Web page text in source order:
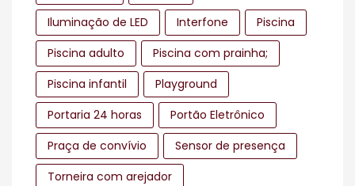
Iluminação de LED
Interfone
Piscina
Piscina adulto
Piscina com prainha;
Piscina infantil
Playground
Portaria 24 horas
Portão Eletrônico
Praça de convívio
Sensor de presença
Torneira com arejador